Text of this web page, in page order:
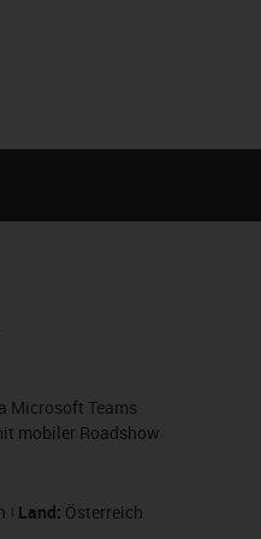
Microsoft Teams
mobiler Roadshow
Land: Österreich